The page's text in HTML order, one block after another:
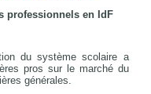
professionnels en IdF
du système scolaire a
pros sur le marché du
générales.